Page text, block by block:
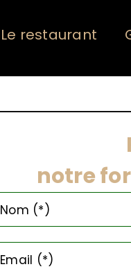
Le restaurant
notre
Nom (*)
Email (*)